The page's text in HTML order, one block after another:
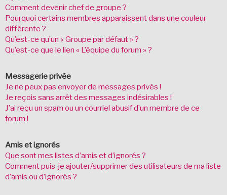
Comment devenir chef de groupe ?
Pourquoi certains membres apparaissent dans une couleur
différente ?
Qu’est-ce qu’un « Groupe par défaut » ?
Qu’est-ce que le lien « L’équipe du forum » ?
Messagerie privée
Je ne peux pas envoyer de messages privés !
Je reçois sans arrêt des messages indésirables !
J’ai reçu un spam ou un courriel abusif d’un membre de ce
forum !
Amis et ignorés
Que sont mes listes d’amis et d’ignorés ?
Comment puis-je ajouter/supprimer des utilisateurs de ma liste
d’amis ou d’ignorés ?